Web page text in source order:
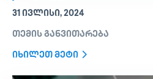
31 ᲘᲕᲚᲘᲡᲘ, 2024
თემის განვითარება
იხილეთ მეტი